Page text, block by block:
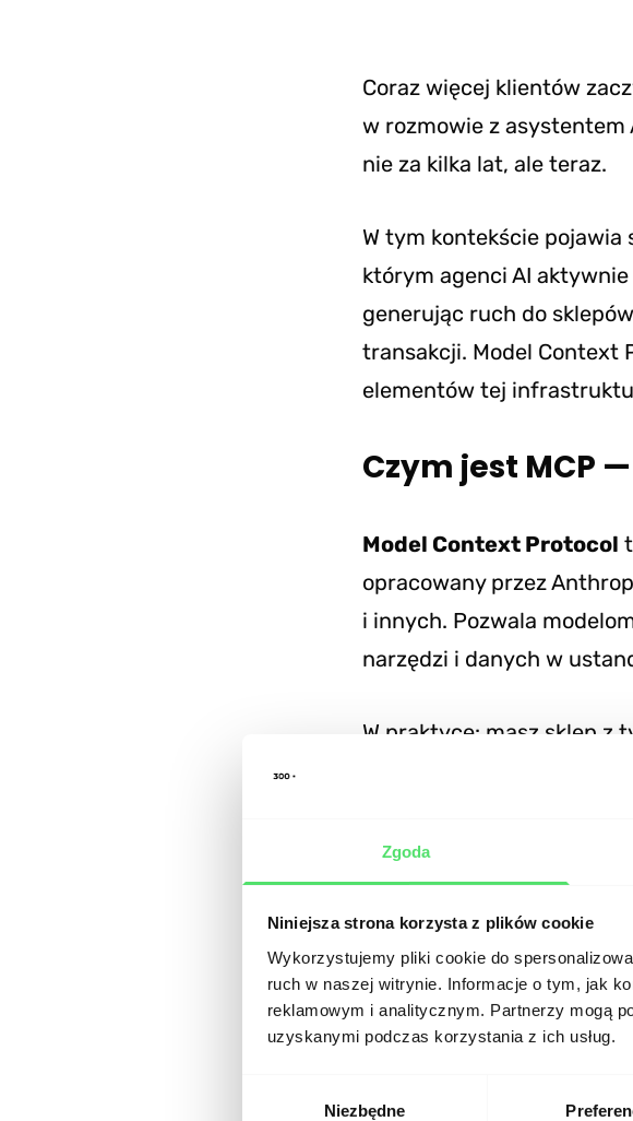
Zgoda
Niniejsza strona korzysta z plików cookie
Wykorzystujemy pliki cookie do
ruch w naszej witrynie. Informacje o tym, jak
reklamowym i analitycznym. Partnerzy mogą
uzyskanymi podczas korzystania z ich usług.
Niezbędne
Coraz więcej klientów
w rozmowie z asystentem
nie za kilka lat, ale teraz.
W tym kontekście pojawia
którym agenci AI
generując ruch do
transakcji. Model Context
elementów tej
Czym jest MCP
Model Context Protocol
opracowany przez
i innych. Pozwala
narzędzi i danych w
W praktyce: masz sklep z
zwrócenie użytkownikowi
Czego MCP jednak nie
sprawi, że modele
komunikacji, nie
momencie podłączenia